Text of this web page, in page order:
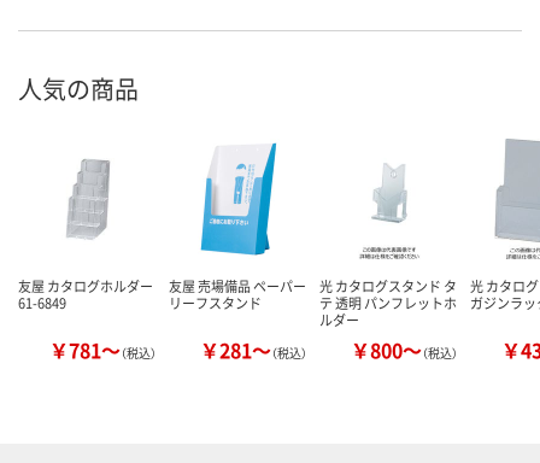
人気の商品
友屋 カタログホルダー
61-6849
￥781～（税込）
友屋 売場備品 ペーパー
リーフスタンド
￥281～（税込）
光 カタログスタンド タ
テ 透明 パンフレットホ
ルダー
￥800～（税込）
光 カタロ
ガジンラッ
￥